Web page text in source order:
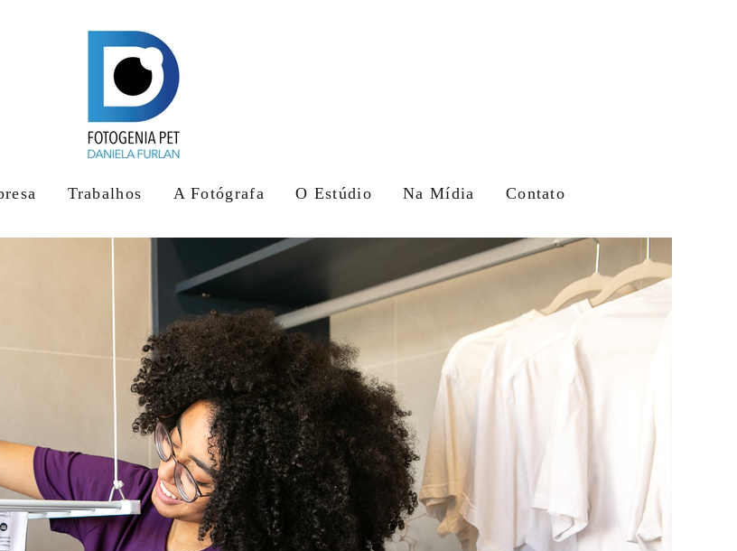
Trabalhos A Fotógrafa O Estúdio Na Mídia Contato